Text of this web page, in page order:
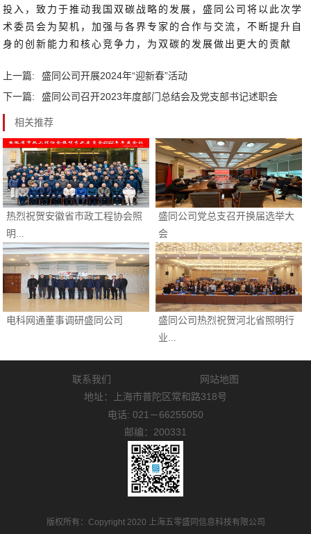
投入，致力于推动我国双碳战略的发展，盛同公司将以此次学
术委员会为契机，加强与各界专家的合作与交流，不断提升自
身的创新能力和核心竞争力，为双碳的发展做出更大的贡献
上一篇:
盛同公司开展2024年“迎新春”活动
下一篇:
盛同公司召开2023年度部门总结会及党支部书记述职会
相关推荐
热烈祝贺安徽省市政工程协会照
明...
盛同公司党总支召开换届选举大
会
电科网通董事调研盛同公司
盛同公司热烈祝贺河北省照明行
业...
联系我们
网站地图
地址：上海市普陀区常和路318号
电话: 021－66255050
邮编：200331
版权所有：Copyright 2020 上海五零盛同信息科技有限公司